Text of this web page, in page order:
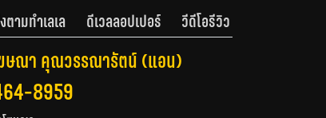
ามทำเลเล ดีเวลลอปเปอร์ วีดีโอรีวิว
ษณา คุณวรรณารัตน์ (แอน)
8959